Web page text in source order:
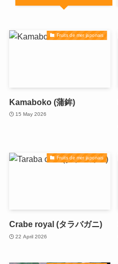
Fruits de mer japonais
Kamaboko (蒲鉾)
15 May 2026
Fruits de mer japonais
Crabe royal (タラバガニ)
22 April 2026